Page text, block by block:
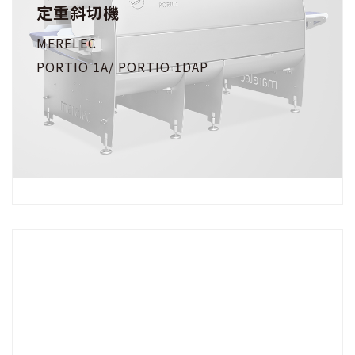
定重斜切機
MERELEC
PORTIO 1A/ PORTIO 1DAP